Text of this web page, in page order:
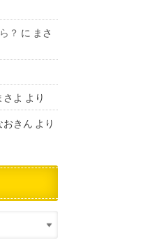
？ に まさ
さよ より
おきん より